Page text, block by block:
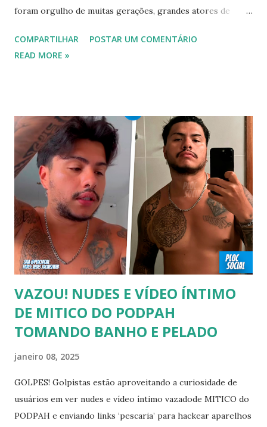
foram orgulho de muitas gerações, grandes atores de
foram gays, bissexuais ou algo mais. 20 GAYS IDOSOS •
FAMOSOS GAYS QUE SAIRAM DO ARMÁRIO E SE
00:04 Abertura do vídeo: 00:15 AVISO 00:18 Não é
recomendado “retirar alguém do armário”, sexualidade e
tempo é algo particular de cada indivíduo, cabendo somente
a ele sair ou não. As pessoas mencionadas nesse vídeo
escolheram ser públicas e antes deste TODAS já tiveram a
sexualidade exposta. MAIORES DE 60 ANOS Tuca Andrada
00:41 Famosos foi flagrado beijando outro homem no
carnaval do Rio Alexandre Frota 00:56 Ator se diz hetero,
mas fez filmes com tr...
COMPARTILHAR
POSTAR UM COMENTÁRIO
READ MORE »
VAZOU! NUDES E VÍDEO ÍNTIMO
DE MITICO DO PODPAH
TOMANDO BANHO E PELADO
janeiro 08, 2025
GOLPES! Golpistas estão aproveitando a curiosidade de
usuários em ver nudes e vídeo íntimo vazadode MITICO do
PODPAH e enviando links ‘pescaria’ para hackear aparelhos